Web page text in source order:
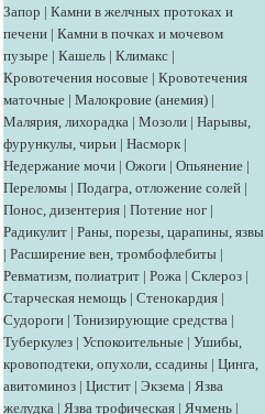
Запор | Камни в желчных протоках и
печени | Камни в почках и мочевом
пузыре | Кашель | Климакс |
Кровотечения носовые | Кровотечения
маточные | Малокровие (анемия) |
Малярия, лихорадка | Мозоли | Нарывы,
фурункулы, чирьи | Насморк |
Недержание мочи | Ожоги | Опьянение |
Переломы | Подагра, отложение солей |
Понос, дизентерия | Потение ног |
Радикулит | Раны, порезы, царапины, язвы
| Расширение вен, тромбофлебиты |
Ревматизм, полиатрит | Рожа | Склероз |
Старческая немощь | Стенокардия |
Судороги | Тонизирующие средства |
Туберкулез | Успокоительные | Ушибы,
кровоподтеки, опухоли, ссадины | Цинга,
авитоминоз | Цистит | Экзема | Язва
желудка | Язва трофическая | Ячмень |